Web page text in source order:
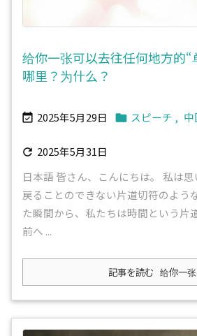
给你一张可以去往任何地方的“
哪里？为什么？
 2025年5月29日  スピーチ ,
 2025年5月31日
日本語 皆さん、こんにちは。 私は思
戻ることのできない片道切符のよう
た瞬間から、私たちは時間という片
前へ ...
記事を読む 给你一张